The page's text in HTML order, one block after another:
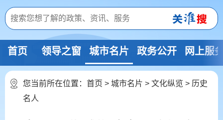
首页 领导之窗 城市名片 政务公开 网上服
您当前所在位置： 首页 > 城市名片 > 文化纵览 > 历史
名人